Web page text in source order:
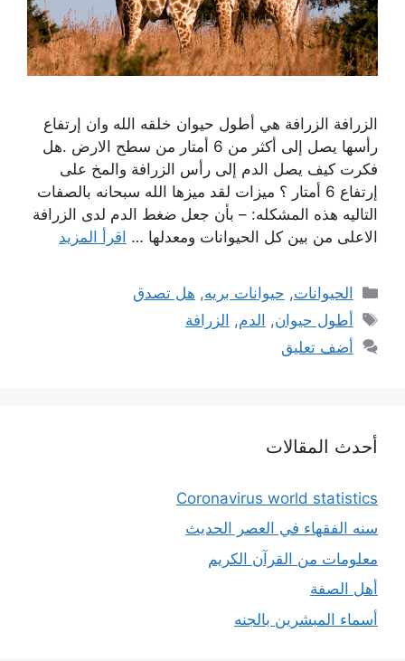
الزرافة الزرافة هي أطول حيوان خلقه الله وان إرتفاع
رأسها يصل إلى أكثر من 6 أمتار من سطح الارض .هل
فكرت كيف يصل الدم إلى رأس الزرافة والمخ على
إرتفاع 6 أمتار ؟ ميزات لقد ميزها الله سبحانه بالصفات
التاليه هذه المشكله: – بأن جعل ضغط الدم لدى الزرافة
الاعلى من بين كل الحيوانات ومعدلها … اقرأ المزيد
التصنيفات
الحيوانات, حيوانات بريه, هل تصدق
الوسوم
أطول حيوان, الدم, الزرافة
أضف تعليق
أحدث المقالات
Coronavirus world statistics
سنه الفقهاء في العصر الحديث
معلومات من القرآن الكريم
أهل الصفة
أسماء المبشرين بالجنه